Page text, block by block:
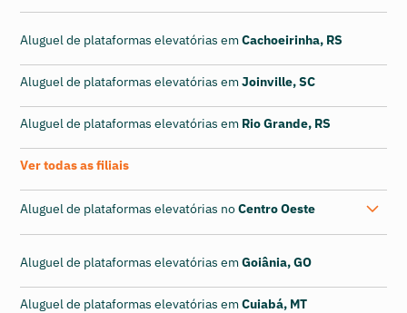
Aluguel de plataformas elevatórias emCachoeirinha, RS
Aluguel de plataformas elevatórias emJoinville, SC
Aluguel de plataformas elevatórias em Rio Grande, RS
Ver todas as filiais
Aluguel de plataformas elevatórias noCentro Oeste
Aluguel de plataformas elevatórias emGoiânia, GO
Aluguel de plataformas elevatórias emCuiabá, MT